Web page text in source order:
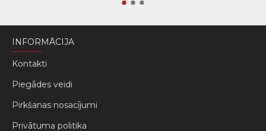
INFORMĀCIJA
Kontakti
Piegādes veidi
Pirkšanas nosacījumi
Privātuma politika